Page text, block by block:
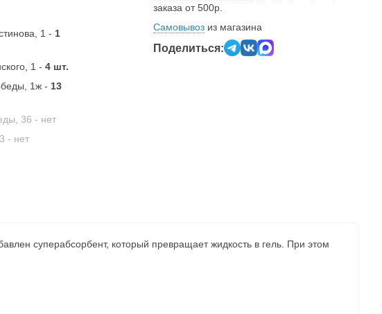
1 - 1
1 -4 шт.
1ж - 13
36 - нет
- нет
заказа от 500р.
Самовывоз из магазина
Поделиться:
суперабсорбент, который превращает жидкость в гель. При этом